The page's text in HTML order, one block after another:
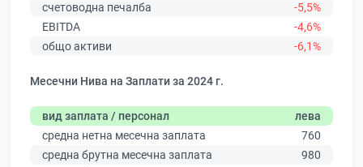
счетоводна печалба
-5,5%
EBITDA
-4,6%
общо активи
-6,1%
Месечни Нива на Заплати за 2024 г.
вид заплата / персонал
лева
средна нетна месечна заплата
760
средна брутна месечна заплата
980